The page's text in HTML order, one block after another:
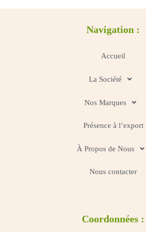
Navigation :
Accueil
La Société
Nos Marques
Présence à l’export
À Propos de Nous
Nous contacter
Coordonnées :